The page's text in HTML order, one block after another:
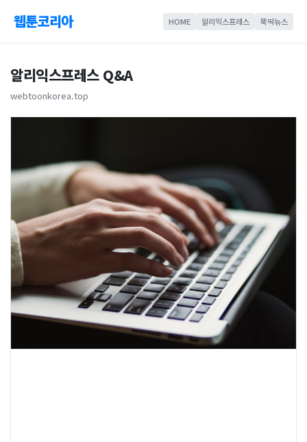
웹툰코리아 HOME 알리익스프레스 뚝딱뉴스
알리익스프레스 Q&A
webtoonkorea.top